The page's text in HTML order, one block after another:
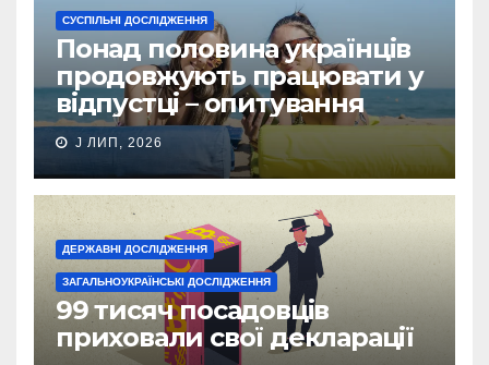
СУСПІЛЬНІ ДОСЛІДЖЕННЯ
Понад половина українців
продовжують працювати у
відпустці – опитування
J ЛИП, 2026
ДЕРЖАВНІ ДОСЛІДЖЕННЯ
ЗАГАЛЬНОУКРАЇНСЬКІ ДОСЛІДЖЕННЯ
99 тисяч посадовців
приховали свої декларації